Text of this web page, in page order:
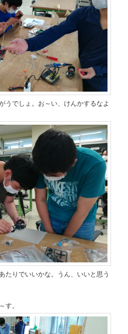
うでしょ。お～い、けんかするなよ
たりでいいかな。うん、いいと思う
。